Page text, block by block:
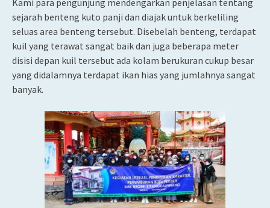
sejarah benteng kuto panji dan diajak untuk berkeliling
seluas area benteng tersebut. Disebelah benteng, terdapat
kuil yang terawat sangat baik dan juga beberapa meter
disisi depan kuil tersebut ada kolam berukuran cukup besar
yang didalamnya terdapat ikan hias yang jumlahnya sangat
banyak.